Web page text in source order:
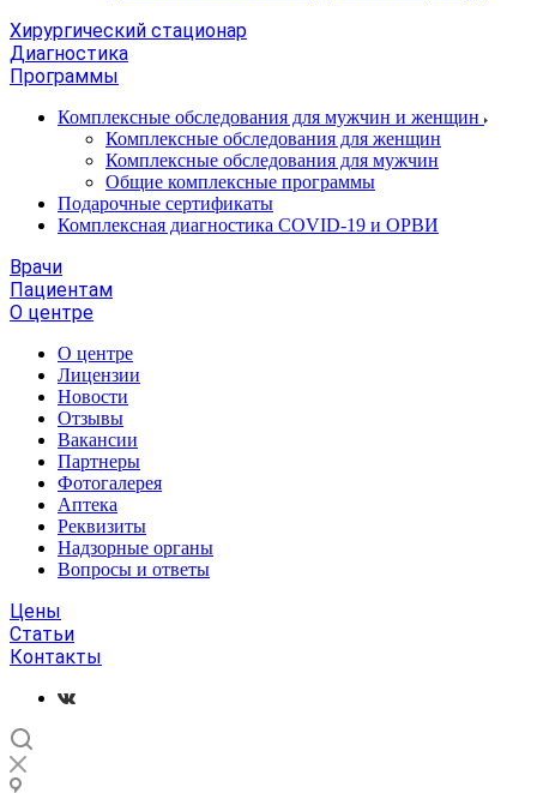
Хирургический стационар
Диагностика
Программы
Комплексные обследования для мужчин и женщин
Комплексные обследования для женщин
Комплексные обследования для мужчин
Общие комплексные программы
Подарочные сертификаты
Комплексная диагностика COVID-19 и ОРВИ
Врачи
Пациентам
О центре
О центре
Лицензии
Новости
Отзывы
Вакансии
Партнеры
Фотогалерея
Аптека
Реквизиты
Надзорные органы
Вопросы и ответы
Цены
Статьи
Контакты